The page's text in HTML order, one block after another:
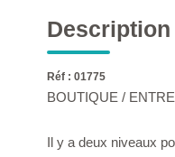
Description
Réf : 01775
BOUTIQUE /
Il y a deux niveaux